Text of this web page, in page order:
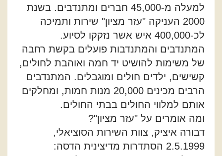
למעלה מ-45,000 חברים ומתנדבים. בשנת
2000 העניקה "עזר מציון" שירות ותמיכה
לכ-400,000 איש אשר נזקקו לסיוע.
המתנדבים והמתנדבות פועלים בקשת רחבה
של משימות להושיט יד חמה ואוהבת לחולים,
קשישים, ילדים חולים ומוגבלים. המתנדבים
הרבים מכינים 20,000 מנות חמות, ומחלקים
אותם למלווי החולים בבתי החולים.
ומה אומרים על "עזר מציון"?
דבורה איציק, צוות השירות הסוציאלי,
2.5.1999 הסתדרות מדיצינית הדסה: